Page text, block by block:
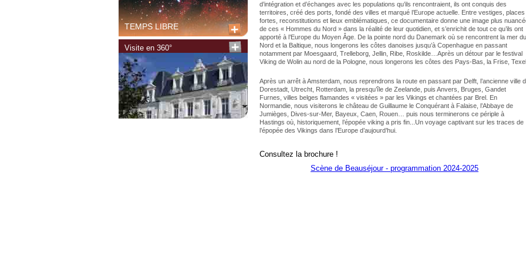
TEMPS LIBRE
Visite en 360°
d’intégration et d’échanges avec les populations qu’ils rencontraient, ils ont conquis des
territoires, créé des ports, fondé des villes et marqué l’Europe actuelle. Entre vestiges, places
fortes, reconstitutions et lieux emblématiques, ce documentaire donne une image plus
de ces « Hommes du Nord » dans la réalité de leur quotidien, et s’enrichit de tout ce qu’ils ont
apporté à l’Europe du Moyen Âge. De la pointe nord du Danemark où se rencontrent la mer du
Nord et la Baltique, nous longerons les côtes danoises jusqu’à Copenhague en passant
notamment par Moesgaard, Trelleborg, Jellin, Ribe, Roskilde…Après un détour par le festival
Viking de Wolin au nord de la Pologne, nous longerons les côtes des Pays-Bas, la Frise,
Après un arrêt à Amsterdam, nous reprendrons la route en passant par Delft, l’ancienne ville
Dorestadt, Utrecht, Rotterdam, la presqu’île de Zeelande, puis Anvers, Bruges, Gandet
Furnes, villes belges flamandes « visitées » par les Vikings et chantées par Brel. En
Normandie, nous visiterons le château de Guillaume le Conquérant à Falaise, l’Abbaye de
Jumièges, Dives-sur-Mer, Bayeux, Caen, Rouen… puis nous terminerons ce périple à
Hastings où, historiquement, l’épopée viking a pris fin...Un voyage captivant sur les traces de
l’épopée des Vikings dans l’Europe d’aujourd’hui.
Consultez la brochure !
Scène de Beauséjour - programmation 2024-2025